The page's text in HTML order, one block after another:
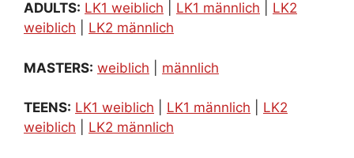
ADULTS: LK1 weiblich LK1 männlich
LK2
weiblich
LK2 männlich
MASTERS: weiblich männlich
TEENS: LK1 weiblich LK1 männlich
LK2
weiblich
LK2 männlich